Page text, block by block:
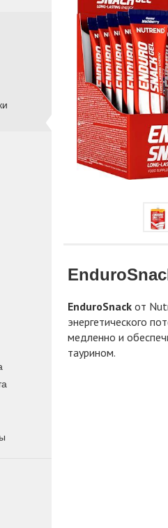
EnduroSnackот
энергетического
медленно и
таурином.